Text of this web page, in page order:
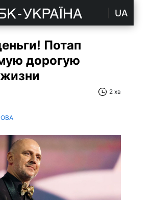
UA
Потап
дорогую
2 хв